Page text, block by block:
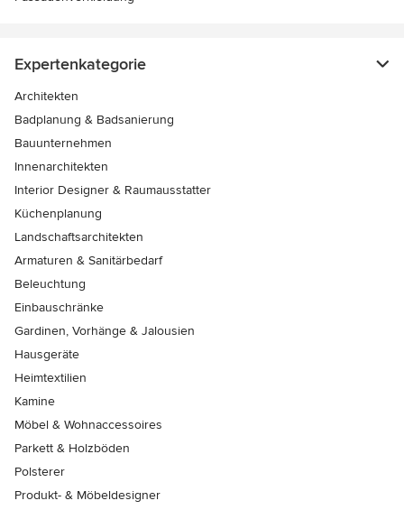
Expertenkategorie
Architekten
Badplanung & Badsanierung
Bauunternehmen
Innenarchitekten
Interior Designer & Raumausstatter
Küchenplanung
Landschaftsarchitekten
Armaturen & Sanitärbedarf
Beleuchtung
Einbauschränke
Gardinen, Vorhänge & Jalousien
Hausgeräte
Heimtextilien
Kamine
Möbel & Wohnaccessoires
Parkett & Holzböden
Polsterer
Produkt- & Möbeldesigner